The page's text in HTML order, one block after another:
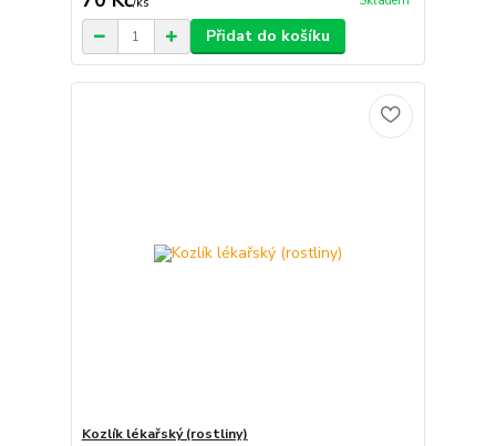
Přidat do košíku
Kozlík lékařský (rostliny)